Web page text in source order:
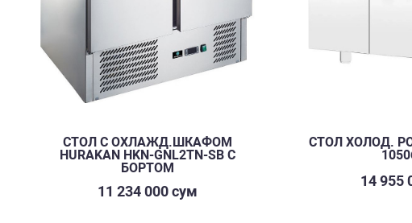
СТОЛ С ОХЛАЖД.ШКАФОМ
HURAKAN HKN-GNL2TN-SB С
БОРТОМ
11 234 000 сум
СТОЛ ХОЛОД.
14 955